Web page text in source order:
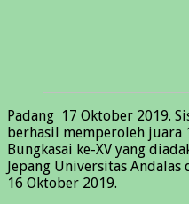
Padang 17 Oktober 2019.
berhasil memperoleh juara
Bungkasai ke-XV yang
Jepang Universitas
16 Oktober 2019.